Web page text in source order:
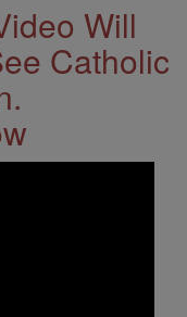
Will
Catholic